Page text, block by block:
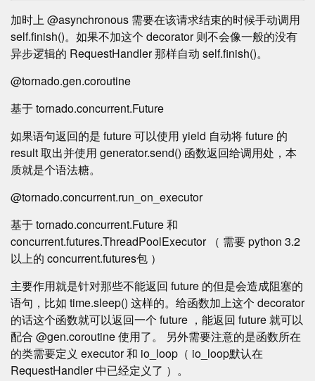
加时上 @asynchronous 需要在该请求结束的时候手动调用
self.finish()。如果不加这个 decorator 则不会像一般的没有
异步逻辑的 RequestHandler 那样自动 self.finish()。
@tornado.gen.coroutine
基于 tornado.concurrent.Future
如果语句返回的是 future 可以使用 yield 自动将 future 的
result 取出并使用 generator.send() 函数返回给调用处，本
质就是个语法糖。
@tornado.concurrent.run_on_executor
基于 tornado.concurrent.Future 和
concurrent.futures.ThreadPoolExecutor （ 需要 python 3.2
以上的 concurrent.futures包 ）
主要作用就是针对那些不能返回 future 的但是会造成阻塞的
语句，比如 time.sleep() 这样的。给函数加上这个 decorator
的话这个函数就可以返回一个 future ，能返回 future 就可以
配合 @gen.coroutine 使用了。 另外需要注意的是函数所在
的类需要定义 executor 和 io_loop（ io_loop默认在
RequestHandler 中已经定义了 ）。